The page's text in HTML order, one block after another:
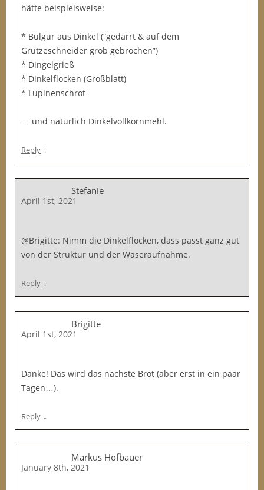
hätte beispielsweise:
* Bulgur aus Dinkel (“gedarrt & auf dem
Grützeschneider grob gebrochen”)
* Dingelgrieß
* Dinkelflocken (Großblatt)
* Lupinenschrot
… und natürlich Dinkelvollkornmehl.
Reply ↓
Stefanie
April 1st, 2021
@Brigitte: Nimm die Dinkelflocken, dass passt ganz gut
von der Struktur und der Waseraufnahme.
Reply ↓
Brigitte
April 1st, 2021
Danke! Das wird das nächste Brot (aber erst in ein paar
Tagen…).
Reply ↓
Markus Hofbauer
January 8th, 2021